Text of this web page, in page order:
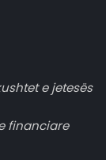
e jetesës
financiare